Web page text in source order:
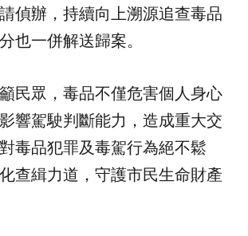
偵辦，持續向上溯源追查毒品
也一併解送歸案。
民眾，毒品不僅危害個人身心
響駕駛判斷能力，造成重大交
毒品犯罪及毒駕行為絕不鬆
查緝力道，守護市民生命財產